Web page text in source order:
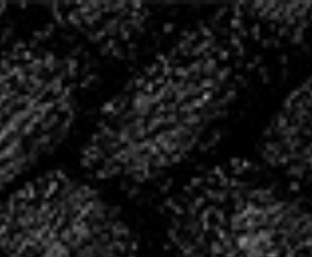
20 ANS D’HISTOIRE,
ÉCRIVONS LA SUITE
ENSEMBLE